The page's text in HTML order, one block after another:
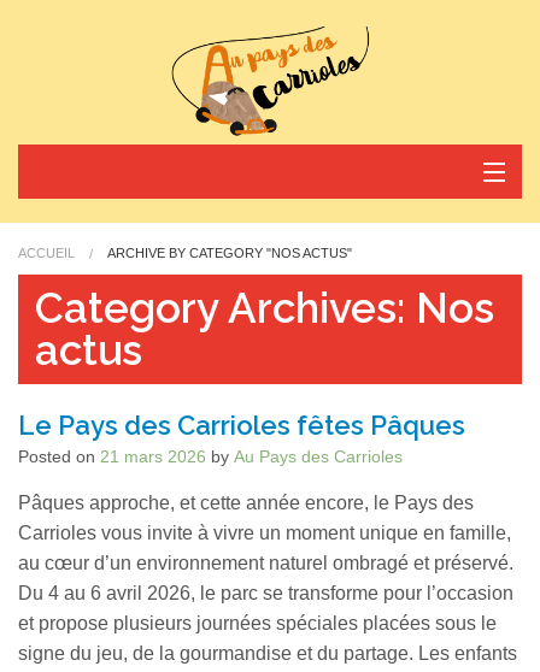
Nos activités
Nos actus
Contact
ACCUEIL ARCHIVE BY CATEGORY "NOS ACTUS"
Category Archives: Nos
actus
Le Pays des Carrioles fêtes Pâques
Posted on 21 mars 2026 by Au Pays des Carrioles
Pâques approche, et cette année encore, le Pays des
Carrioles vous invite à vivre un moment unique en famille,
au cœur d’un environnement naturel ombragé et préservé.
Du 4 au 6 avril 2026, le parc se transforme pour l’occasion
et propose plusieurs journées spéciales placées sous le
signe du jeu, de la gourmandise et du partage. Les enfants